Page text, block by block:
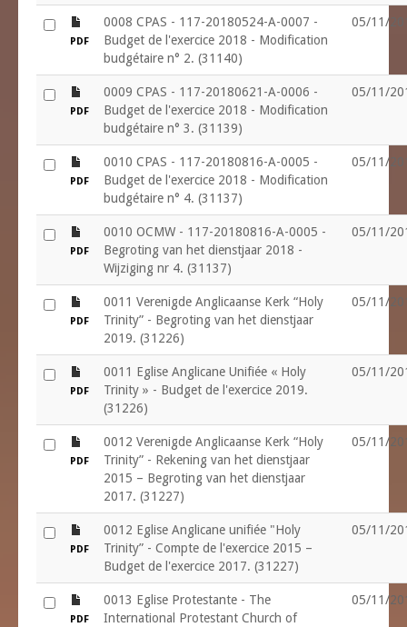
PDF
0008 CPAS - 117-20180524-A-0007 -
Budget de l'exercice 2018 - Modification
budgétaire n° 2. (31140)
05/11/
PDF
0009 CPAS - 117-20180621-A-0006 -
Budget de l'exercice 2018 - Modification
budgétaire n° 3. (31139)
05/11/
PDF
0010 CPAS - 117-20180816-A-0005 -
Budget de l'exercice 2018 - Modification
budgétaire n° 4. (31137)
05/11/
PDF
0010 OCMW - 117-20180816-A-0005 -
Begroting van het dienstjaar 2018 -
Wijziging nr 4. (31137)
05/11/
PDF
0011 Verenigde Anglicaanse Kerk “Holy
Trinity” - Begroting van het dienstjaar
2019. (31226)
05/11/
PDF
0011 Eglise Anglicane Unifiée « Holy
Trinity » - Budget de l'exercice 2019.
(31226)
05/11/
PDF
0012 Verenigde Anglicaanse Kerk “Holy
Trinity” - Rekening van het dienstjaar
2015 – Begroting van het dienstjaar
2017. (31227)
05/11/
PDF
0012 Eglise Anglicane unifiée "Holy
Trinity” - Compte de l'exercice 2015 –
Budget de l'exercice 2017. (31227)
05/11/
PDF
0013 Eglise Protestante - The
International Protestant Church of
05/11/